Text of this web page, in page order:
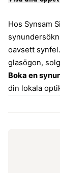
Hos Synsam
oavsett
glasögon,
Boka en
din lokala